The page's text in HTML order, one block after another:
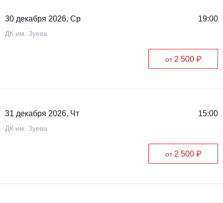
30 декабря 2026, Ср 19:00
ДК им. Зуева
от 2 500 ₽
31 декабря 2026, Чт 15:00
ДК им. Зуева
от 2 500 ₽